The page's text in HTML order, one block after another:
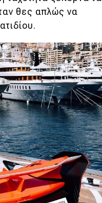
θες απλώς να